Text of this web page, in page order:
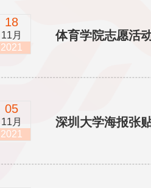
18
11月
2021
体育学院志愿活
05
11月
2021
深圳大学海报张